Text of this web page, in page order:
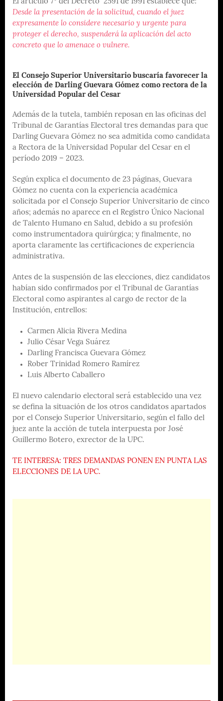
El artículo 7º del Decreto 2591 de 1991 establece que:
Desde la presentación de la solicitud, cuando el juez
expresamente lo considere necesario y urgente para
proteger el derecho, suspenderá la aplicación del acto
concreto que lo amenace o vulnere.
El Consejo Superior Universitario buscaría favorecer la
elección de Darling Guevara Gómez como rectora de la
Universidad Popular del Cesar
Además de la tutela, también reposan en las oficinas del
Tribunal de Garantías Electoral tres demandas para que
Darling Guevara Gómez no sea admitida como candidata
a Rectora de la Universidad Popular del Cesar en el
período 2019 – 2023.
Según explica el documento de 23 páginas, Guevara
Gómez no cuenta con la experiencia académica
solicitada por el Consejo Superior Universitario de cinco
años; además no aparece en el Registro Único Nacional
de Talento Humano en Salud, debido a su profesión
como instrumentadora quirúrgica; y finalmente, no
aporta claramente las certificaciones de experiencia
administrativa.
Antes de la suspensión de las elecciones, diez candidatos
habían sido confirmados por el Tribunal de Garantías
Electoral como aspirantes al cargo de rector de la
Institución, entrellos:
Carmen Alicia Rivera Medina
Julio César Vega Suárez
Darling Francisca Guevara Gómez
Rober Trinidad Romero Ramírez
Luis Alberto Caballero
El nuevo calendario electoral será establecido una vez
se defina la situación de los otros candidatos apartados
por el Consejo Superior Universitario, según el fallo del
juez ante la acción de tutela interpuesta por José
Guillermo Botero, exrector de la UPC.
TE INTERESA: TRES DEMANDAS PONEN EN PUNTA LAS
ELECCIONES DE LA UPC.